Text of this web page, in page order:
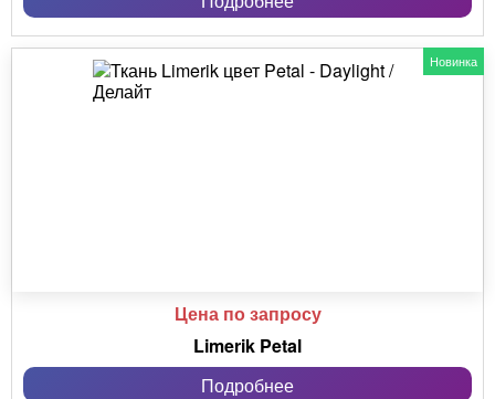
Новинка
Цена по запросу
Limerik Petal
Подробнее